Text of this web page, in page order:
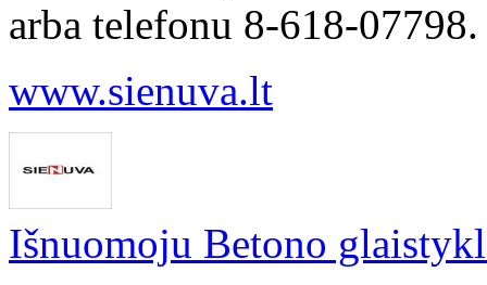
arba telefonu 8-618-07798.
www.sienuva.lt
Išnuomoju Betono